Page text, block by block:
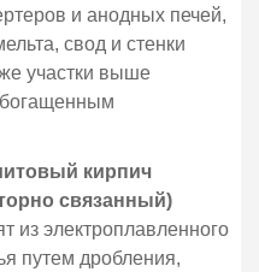
и анодных печей,
свод и стенки
участки выше
кирпич
связанный)
из электроплавленного
путем дробления,